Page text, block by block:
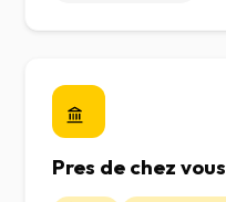
Pres de chez vous